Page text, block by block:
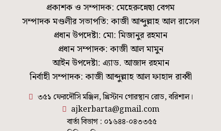
প্রকাশক ও সম্পাদক: মেহেরুন্নেছা বেগম
সম্পাদক মণ্ডলীর সভাপতি: কাজী আব্দুল্লাহ আল রাসেল
প্রধান উপদেষ্টা: মো: মিজানুর রহমান
প্রধান সম্পাদক: কাজী আল মামুন
আইন উপদেষ্টা: এ্যাড. আজাদ রহমান
নির্বাহী সম্পাদক: কাজী আব্দুল্লাহ আল ফাহাদ রাব্বী
৩৫১ ফেরদৌসি মঞ্জিল, খ্রিস্টান গোরস্থান রোড, বরিশাল।
ajkerbarta@gmail.com
বার্তা বিভাগ : ০১৬৪৪-০৪৩৩৫৫